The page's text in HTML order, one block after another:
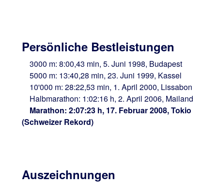
Persönliche Bestleistungen
3000 m: 8:00,43 min, 5. Juni 1998, Budapest
5000 m: 13:40,28 min, 23. Juni 1999, Kassel
10'000 m: 28:22,53 min, 1. April 2000, Lissabon
Halbmarathon: 1:02:16 h, 2. April 2006, Mailand
Marathon: 2:07:23 h, 17. Februar 2008, Tokio
(Schweizer Rekord)
Auszeichnungen